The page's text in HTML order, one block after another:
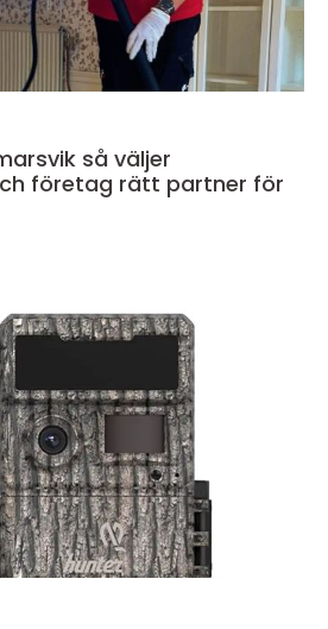
så väljer
företag rätt partner för